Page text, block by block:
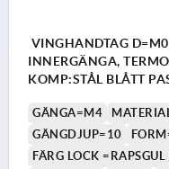
VINGHANDTAG
INNERGÄNGA,
KOMP:STÅL BLÅTT
GÄNGA=M4
GÄNGDJUP=10
FÄRG LOCK